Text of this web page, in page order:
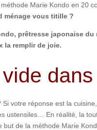
Marie Kondo en 20
ménage vous titille ?
prêtresse japonaise
la remplir de joie.
votre réponse est la
ustensiles… En réalité, la
but de la méthode Marie